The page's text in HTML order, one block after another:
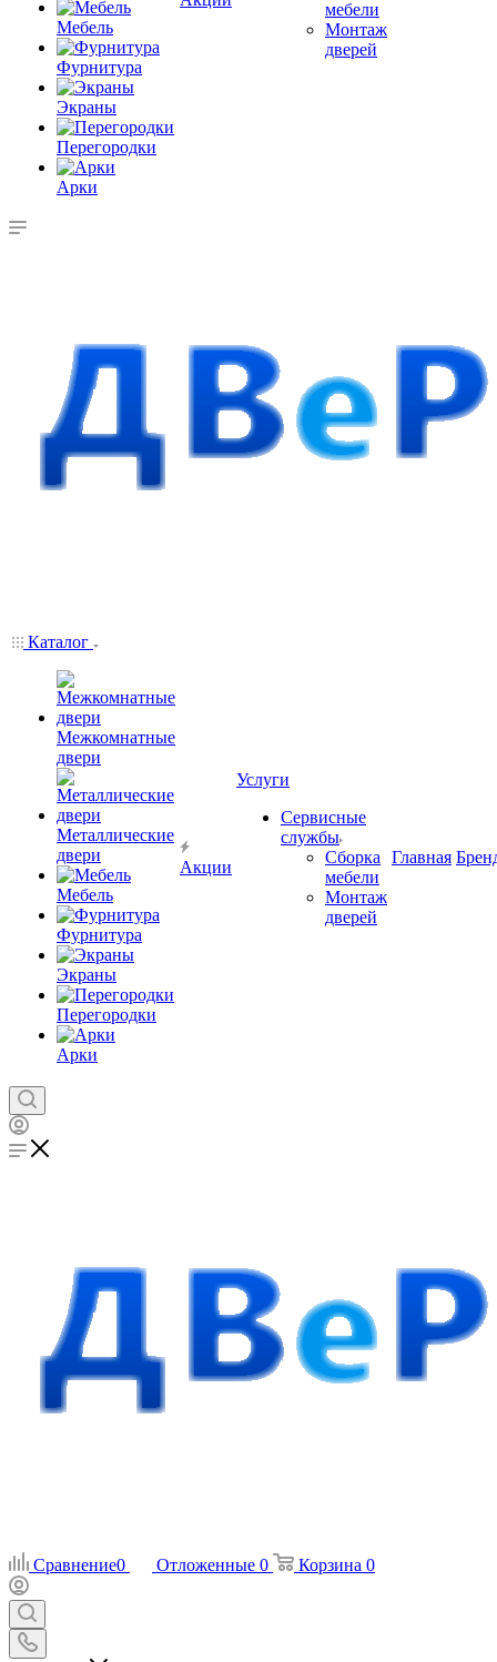
Мебель
Фурнитура
Экраны
Перегородки
Арки
мебели
Монтаж
дверей
Каталог
Межкомнатные
двери
Металлические
двери
Мебель
Фурнитура
Экраны
Перегородки
Арки
Акции
Услуги
Сервисные
службы
Сборка
мебели
Монтаж
дверей
Главная
Сравнение0 Отложенные 0 Корзина 0